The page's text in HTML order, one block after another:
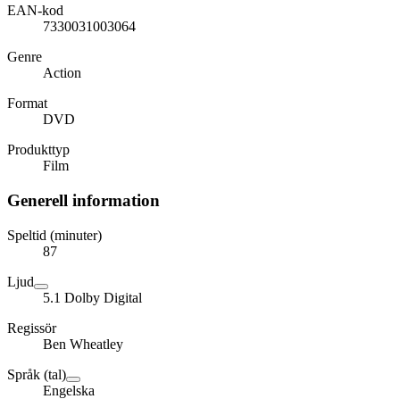
EAN-kod
7330031003064
Genre
Action
Format
DVD
Produkttyp
Film
Generell information
Speltid (minuter)
87
Ljud
5.1 Dolby Digital
Regissör
Ben Wheatley
Språk (tal)
Engelska